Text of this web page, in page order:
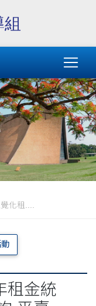
化租....
租金統